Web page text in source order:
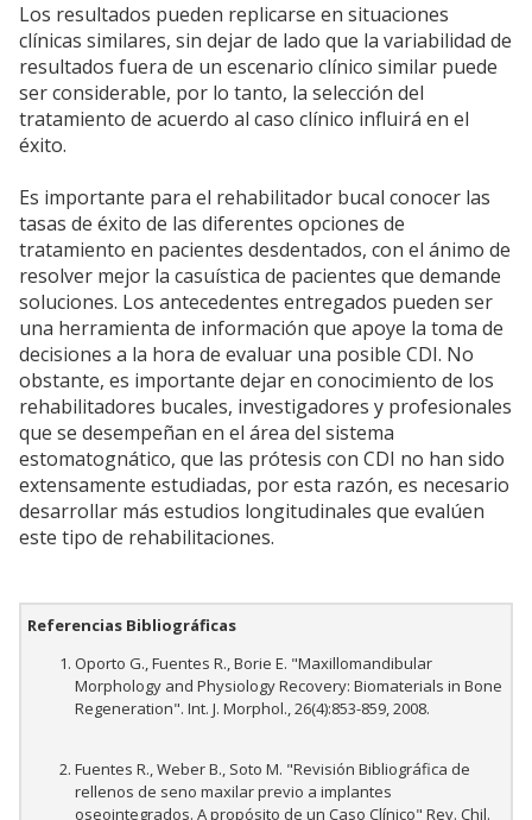
Los resultados pueden replicarse en situaciones
clínicas similares, sin dejar de lado que la variabilidad de
resultados fuera de un escenario clínico similar puede
ser considerable, por lo tanto, la selección del
tratamiento de acuerdo al caso clínico influirá en el
éxito.
Es importante para el rehabilitador bucal conocer las
tasas de éxito de las diferentes opciones de
tratamiento en pacientes desdentados, con el ánimo de
resolver mejor la casuística de pacientes que demande
soluciones. Los antecedentes entregados pueden ser
una herramienta de información que apoye la toma de
decisiones a la hora de evaluar una posible CDI. No
obstante, es importante dejar en conocimiento de los
rehabilitadores bucales, investigadores y profesionales
que se desempeñan en el área del sistema
estomatognático, que las prótesis con CDI no han sido
extensamente estudiadas, por esta razón, es necesario
desarrollar más estudios longitudinales que evalúen
este tipo de rehabilitaciones.
Referencias Bibliográficas
Oporto G., Fuentes R., Borie E. "Maxillomandibular
Morphology and Physiology Recovery: Biomaterials in Bone
Regeneration". Int. J. Morphol., 26(4):853-859, 2008.
Fuentes R., Weber B., Soto M. "Revisión Bibliográfica de
rellenos de seno maxilar previo a implantes
oseointegrados. A propósito de un Caso Clínico" Rev. Chil.